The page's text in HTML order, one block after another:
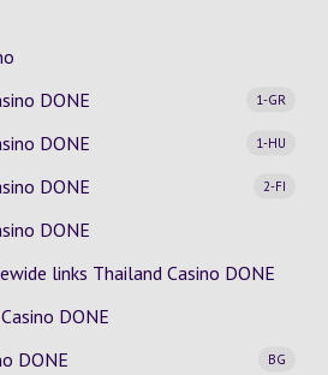
1-GR
DONE
1-HU
DONE
2-FI
DONE
DONE
links Thailand Casino DONE
DONE
BG
DONE